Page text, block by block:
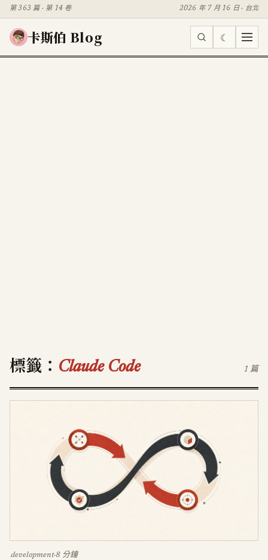
第 363 篇 · 第 14 卷 2026 年 7 月 16 日 · 台北
卡斯伯 Blog ☾
標籤： Claude Code 1 篇
development·8 分鐘